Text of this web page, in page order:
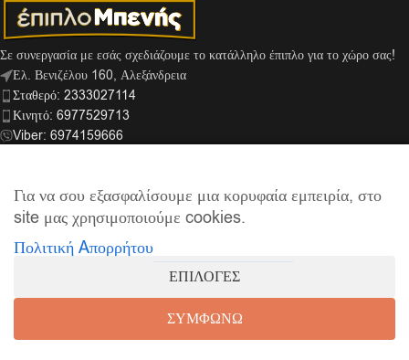
Σε συνεργασία με εσάς σχεδιάζουμε το κατάλληλο έπιπλο για το χώρο σας!
Ελ. Βενιζέλου 160, Αλεξάνδρεια
Σταθερό: 2333027114
Κινητό: 6977529713
Viber: 6974159666
ΣΎΝΔΕΣΜΟΙ
ΠΛΗΡΟΦΟΡΊΕΣ
Έπιπλο Μπενής| Supported by
0
Για να σου εξασφαλίσουμε μια κορυφαία εμπειρία, στο
site μας χρησιμοποιούμε cookies.
Πολιτική Aπορρήτου
ΕΠΙΛΟΓΕΣ
ΣΥΜΦΩΝΩ